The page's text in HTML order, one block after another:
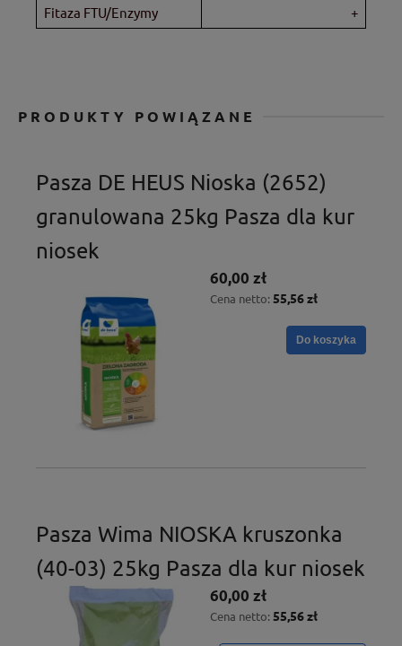
Fitaza FTU/Enzymy
+
PRODUKTY POWIĄZANE
Pasza DE HEUS Nioska (2652)
granulowana 25kg Pasza dla kur
niosek
60,00 zł
Cena netto: 55,56 zł
Do koszyka
Pasza Wima NIOSKA kruszonka
(40-03) 25kg Pasza dla kur niosek
60,00 zł
Cena netto: 55,56 zł